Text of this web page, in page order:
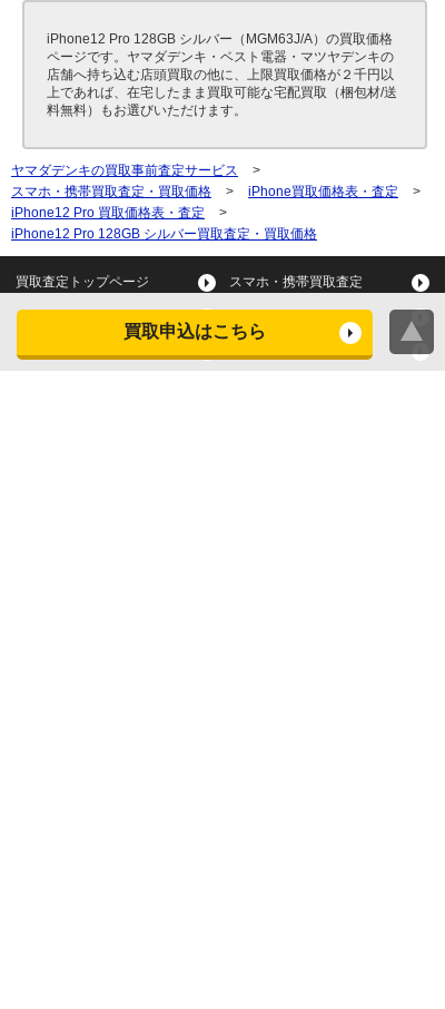
買取申込はこちら
iPhone12 Pro 128GB シルバー（MGM63J/A）の買取価格
ページです。ヤマダデンキ・ベスト電器・マツヤデンキの
店舗へ持ち込む店頭買取の他に、上限買取価格が２千円以
上であれば、在宅したまま買取可能な宅配買取（梱包材/送
料無料）もお選びいただけます。
ヤマダデンキの買取事前査定サービス
>
スマホ・携帯買取査定・買取価格
> iPhone買取価格表・査定
>
iPhone12 Pro 買取価格表・査定
>
iPhone12 Pro 128GB シルバー買取査定・買取価格
買取査定トップページ スマホ・携帯買取査定
タブレット買取査定
スマートウォッチ買取査定